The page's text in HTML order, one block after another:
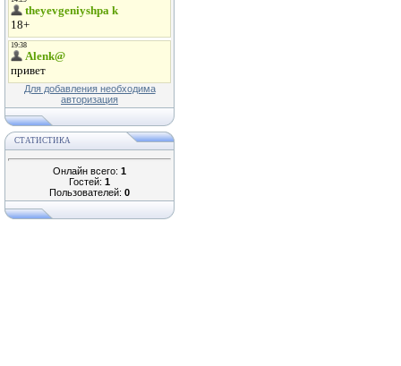
Для добавления необходима
авторизация
СТАТИСТИКА
Онлайн всего: 1
Гостей: 1
Пользователей: 0